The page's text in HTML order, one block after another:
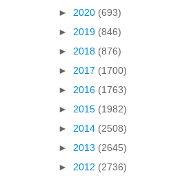
► 2020 (693)
► 2019 (846)
► 2018 (876)
► 2017 (1700)
► 2016 (1763)
► 2015 (1982)
► 2014 (2508)
► 2013 (2645)
► 2012 (2736)